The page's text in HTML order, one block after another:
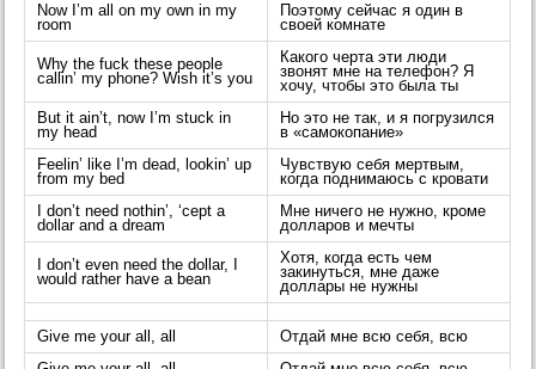
Now I’m all on my own in my
room
Поэтому сейчас я один в
своей комнате
Why the fuck these people
callin’ my phone? Wish it’s you
Какого черта эти люди
звонят мне на телефон? Я
хочу, чтобы это была ты
But it ain’t, now I’m stuck in
my head
Но это не так, и я погрузился
в «самокопание»
Feelin’ like I’m dead, lookin’ up
from my bed
Чувствую себя мертвым,
когда поднимаюсь с кровати
I don’t need nothin’, ‘cept a
dollar and a dream
Мне ничего не нужно, кроме
долларов и мечты
I don’t even need the dollar, I
would rather have a bean
Хотя, когда есть чем
закинуться, мне даже
доллары не нужны
Give me your all, all
Отдай мне всю себя, всю